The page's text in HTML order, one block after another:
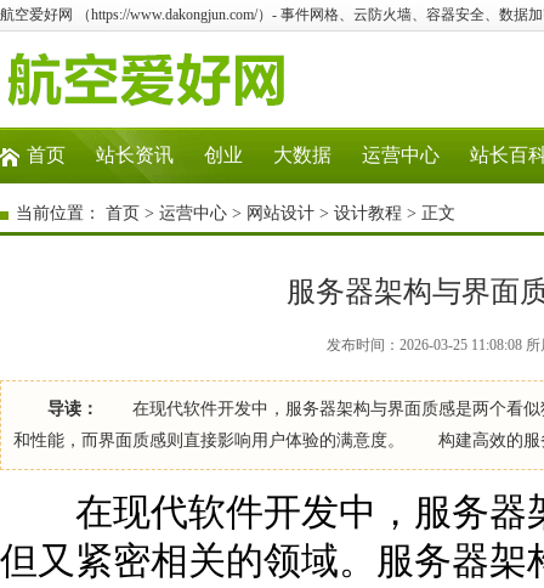
航空爱好网 （https://www.dakongjun.com/）- 事件网格、云防火墙、容器安全、数据
首页 站长资讯 创业 大数据 运营中心 站长百
当前位置： 首页 > 运营中心 > 网站设计 > 设计教程 > 正文
服务器架构与界面
发布时间：2026-03-25 11:08:08
导读：
在现代软件开发中，服务器架构与界面质感是两个看似
和性能，而界面质感则直接影响用户体验的满意度。 构建高效的服
在现代软件开发中，服务器
但又紧密相关的领域。服务器